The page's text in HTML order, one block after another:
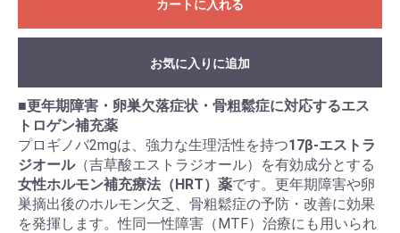
カートに入れる
お気に入りに追加
■更年期障害・卵巣欠落症状・骨粗鬆症に対応するエス
トロゲン補充薬
プロギノバ2mgは、強力な生理活性を持つ17β-エストラ
ジオール（吉草酸エストラジオール）を有効成分とする
女性ホルモン補充療法（HRT）薬です。更年期障害や卵
巣摘出後のホルモン欠乏、骨粗鬆症の予防・改善に効果
を発揮します。性同一性障害（MTF）治療にも用いられ